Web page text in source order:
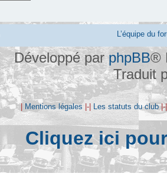
L’équipe du
Développé parphpBB®
Traduit
| Mentions légales |-| Les statuts du club
Cliquez ici